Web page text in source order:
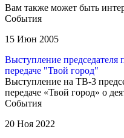
Вам также может быть
События
15 Июн 2005
Выступление
передаче "Твой город"
Выступление на ТВ-3
передаче «Твой город» о
События
20 Ноя 2022